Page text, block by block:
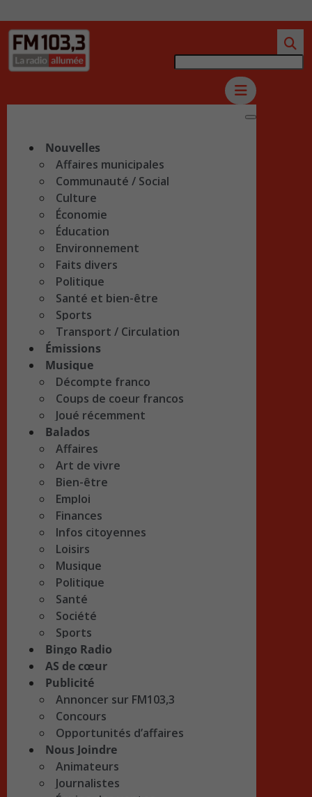
Nouvelles
Affaires municipales
Communauté / Social
Culture
Économie
Éducation
Environnement
Faits divers
Politique
Santé et bien-être
Sports
Transport / Circulation
Émissions
Musique
Décompte franco
Coups de coeur francos
Joué récemment
Balados
Affaires
Art de vivre
Bien-être
Emploi
Finances
Infos citoyennes
Loisirs
Musique
Politique
Santé
Société
Sports
Bingo Radio
AS de cœur
Publicité
Annoncer sur FM103,3
Concours
Opportunités d’affaires
Nous Joindre
Animateurs
Journalistes